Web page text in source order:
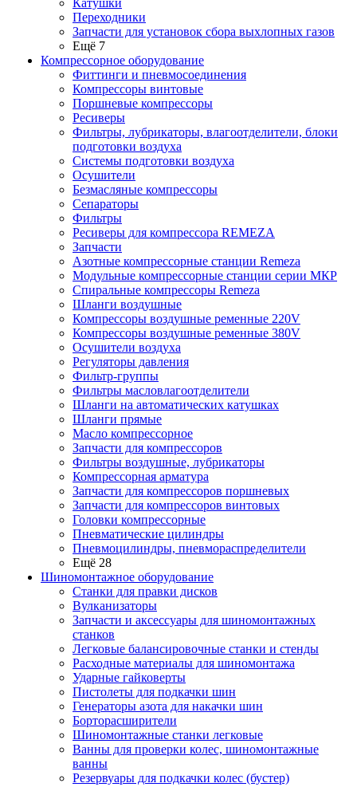
Катушки
Переходники
Запчасти для установок сбора выхлопных газов
Ещё 7
Компрессорное оборудование
Фиттинги и пневмосоединения
Компрессоры винтовые
Поршневые компрессоры
Ресиверы
Фильтры, лубрикаторы, влагоотделители, блоки
подготовки воздуха
Системы подготовки воздуха
Осушители
Безмасляные компрессоры
Сепараторы
Фильтры
Ресиверы для компрессора REMEZA
Запчасти
Азотные компрессорные станции Remeza
Модульные компрессорные станции серии МКР
Спиральные компрессоры Remeza
Шланги воздушные
Компрессоры воздушные ременные 220V
Компрессоры воздушные ременные 380V
Осушители воздуха
Регуляторы давления
Фильтр-группы
Фильтры масловлагоотделители
Шланги на автоматических катушках
Шланги прямые
Масло компрессорное
Запчасти для компрессоров
Фильтры воздушные, лубрикаторы
Компрессорная арматура
Запчасти для компрессоров поршневых
Запчасти для компрессоров винтовых
Головки компрессорные
Пневматические цилиндры
Пневмоцилиндры, пневмораспределители
Ещё 28
Шиномонтажное оборудование
Станки для правки дисков
Вулканизаторы
Запчасти и аксессуары для шиномонтажных
станков
Легковые балансировочные станки и стенды
Расходные материалы для шиномонтажа
Ударные гайковерты
Пистолеты для подкачки шин
Генераторы азота для накачки шин
Борторасширители
Шиномонтажные станки легковые
Ванны для проверки колес, шиномонтажные
ванны
Резервуары для подкачки колес (бустер)